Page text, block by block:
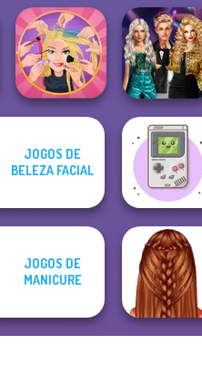
Extreme
Makeover
Party Crashers
Ex-Boyfriend
Ed...
JOGOS DE
BELEZA FACIAL
JOGOS DE
MANICURE